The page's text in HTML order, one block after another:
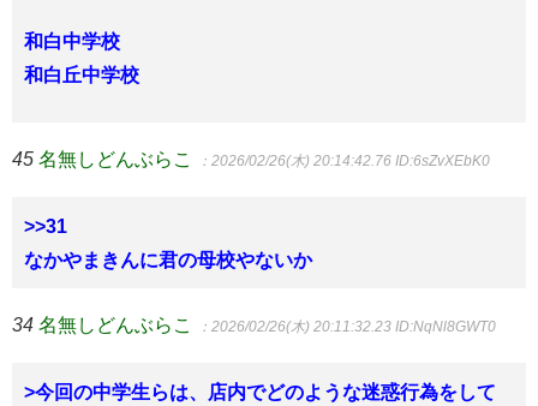
和白中学校
和白丘中学校
45 名無しどんぶらこ ：2026/02/26(木) 20:14:42.76 ID:6sZvXEbK0
>>31
なかやまきんに君の母校やないか
34 名無しどんぶらこ ：2026/02/26(木) 20:11:32.23 ID:NqNl8GWT0
>今回の中学生らは、店内でどのような迷惑行為をして